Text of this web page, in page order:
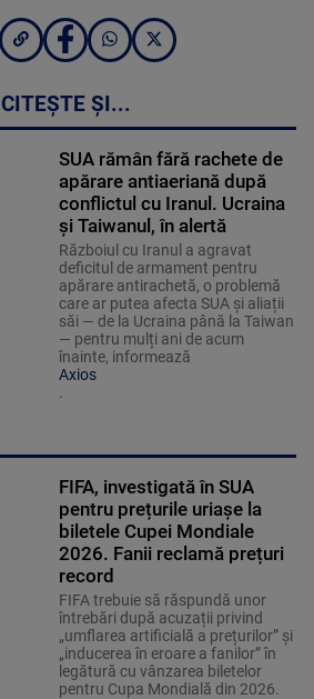
CITEȘTE ȘI...
SUA rămân fără rachete de
apărare antiaeriană după
conflictul cu Iranul. Ucraina
și Taiwanul, în alertă
Războiul cu Iranul a agravat
deficitul de armament pentru
apărare antirachetă, o problemă
care ar putea afecta SUA și aliații
săi — de la Ucraina până la Taiwan
— pentru mulți ani de acum
înainte, informează
Axios
.
FIFA, investigată în SUA
pentru prețurile uriașe la
biletele Cupei Mondiale
2026. Fanii reclamă prețuri
record
FIFA trebuie să răspundă unor
întrebări după acuzații privind
„umflarea artificială a prețurilor” și
„inducerea în eroare a fanilor” în
legătură cu vânzarea biletelor
pentru Cupa Mondială din 2026.